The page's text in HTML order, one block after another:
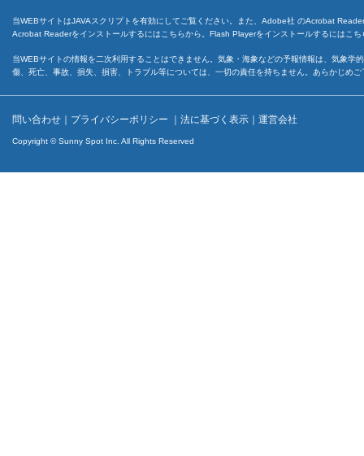
当WEBサイトはJAVAスクリプトを有効にしてご覧ください。また、Adobe社 のAcrobat
Acrobat Readerをインストールするには こちらから。Flash Playerをインストールするには こち
当WEBサイトの情報を二次利用することはできません。気象・海象などの予報情報は、気象
傷、死亡、事故、損失、損害、トラブル等については、一切の責任を持ちません。あらかじめ
問い合わせ ｜ プライバシーポリシー ｜ 法に基づく表示 ｜ 運営会社
Copyright © Sunny Spot Inc. All Rights Reserved